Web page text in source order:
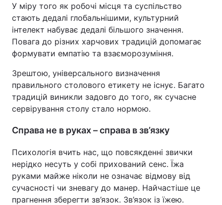
У міру того як робочі місця та суспільство
стають дедалі глобальнішими, культурний
інтелект набуває дедалі більшого значення.
Повага до різних харчових традицій допомагає
формувати емпатію та взаєморозуміння.
Зрештою, універсального визначення
правильного столового етикету не існує. Багато
традицій виникли задовго до того, як сучасне
сервірування столу стало нормою.
Справа не в руках – справа в зв’язку
Психологія вчить нас, що повсякденні звички
нерідко несуть у собі прихований сенс. Їжа
руками майже ніколи не означає відмову від
сучасності чи зневагу до манер. Найчастіше це
прагнення зберегти зв’язок. Зв’язок із їжею.